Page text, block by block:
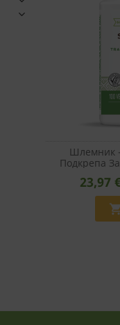
Шлемник
Подкрепа
Здраве,
23,97

НЕКЛАСИФИЦИРАНИ